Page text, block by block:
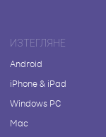
ИЗТЕГЛЯНЕ
Android
iPhone & iPad
Windows PC
Mac